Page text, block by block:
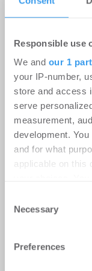
Responsible use
We and our 1
your IP-number,
store and access
serve
measurement,
development.
and for what
applicable on this
the Privacy trigger
Find out more
and set your
Selection
Necessary
Preferences
Instone
Cashflow
Login für den